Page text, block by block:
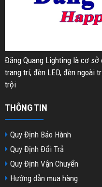
Đăng Quang Lighting là cơ
trang trí, đèn LED, đèn ngoài
trội
THÔNG TIN
Quy Định Bảo Hành
Quy Định Đổi Trả
Quy Định Vận Chuyển
Hướng dẫn mua hàng